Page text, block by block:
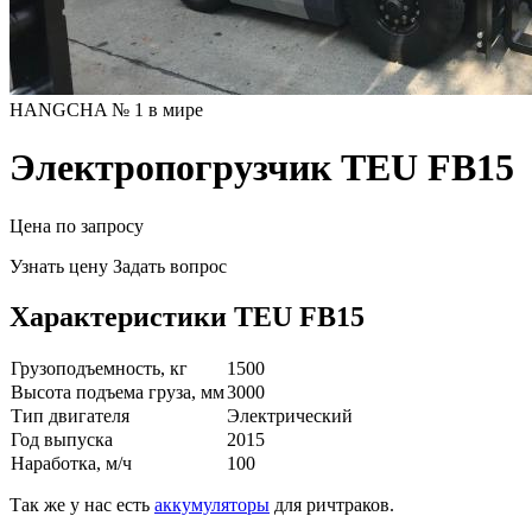
HANGCHA № 1 в мире
Электропогрузчик TEU FB15
Цена по запросу
Узнать цену Задать вопрос
Характеристики TEU FB15
Грузоподъемность, кг
1500
Высота подъема груза, мм3000
Тип двигателя
Электрический
Год выпуска
2015
Наработка, м/ч
100
Так же у нас есть аккумуляторы для ричтраков.